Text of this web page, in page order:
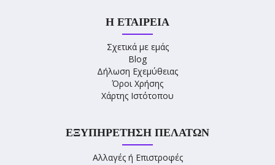
Η ΕΤΑΙΡΕΊΑ
Σχετικά με εμάς
Blog
Δήλωση Εχεμύθειας
Όροι Χρήσης
Χάρτης Ιστότοπου
ΕΞΥΠΗΡΈΤΗΣΗ ΠΕΛΑΤΏΝ
Αλλαγές ή Επιστροφές